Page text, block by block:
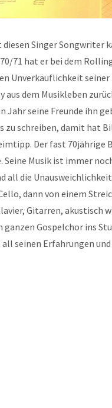
Singer Songwriter
71 hat er bei dem
Unverkäuflichkeit seiner
aus dem Musikleben
seine Freunde ihn
zu schreiben, damit hat
Der fast 70jährige
Seine Musik ist immer
all die
dann von einem
Gitarren, akustisch
Gospelchor ins
seinen Erfahrungen